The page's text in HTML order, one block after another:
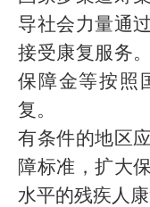
导社会力量通
接受康复服务
保障金等按照
复。
有条件的地区
障标准，扩大
水平的残疾人康